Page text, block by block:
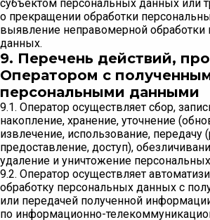
субъектом персональных данных или
о прекращении обработки
выявление неправомерной обработки
данных.
9. Перечень действий,
Оператором с
персональными данными
9.1. Оператор осуществляет сбор,
накопление, хранение, уточнение
извлечение, использование, передачу
предоставление, доступ),
удаление и уничтожение
9.2. Оператор осуществляет
обработку персональных данных с
или передачей полученной
по информационно-